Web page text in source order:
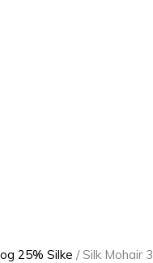
25% Silke / Silk Mohair